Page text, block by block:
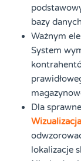
bazy
Ważnym
System
Dla
lokalizacje